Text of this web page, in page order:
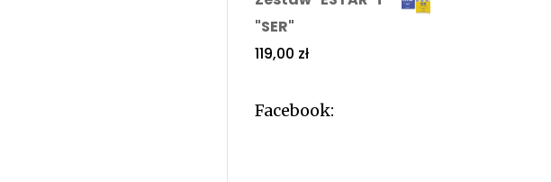
"SER"
119,00 zł
Facebook: